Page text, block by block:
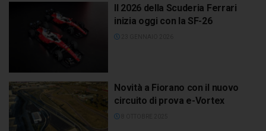
Il 2026 della Scuderia Ferrari
inizia oggi con la SF-26
Novità a Fiorano con il nuovo
circuito di prova e-Vortex